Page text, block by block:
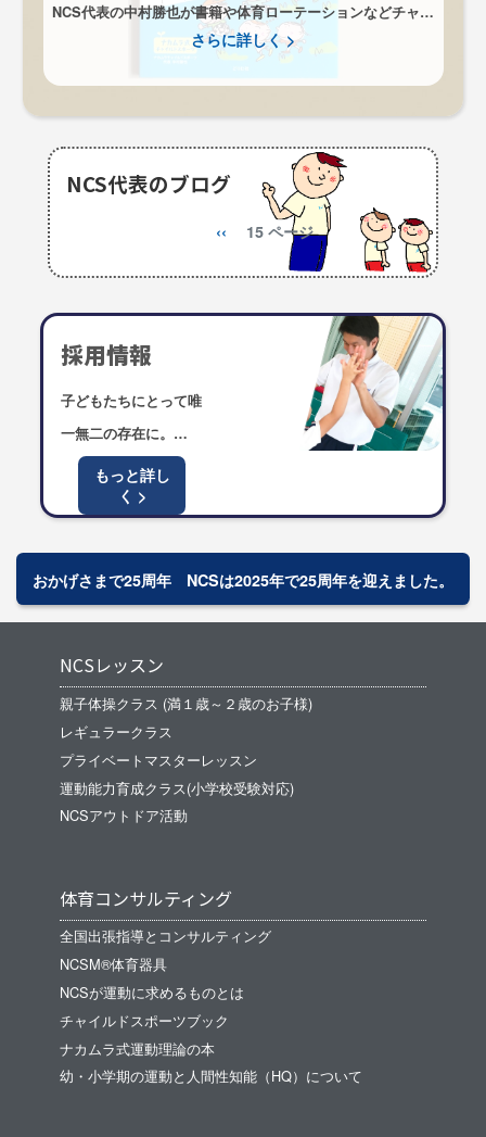
NCS代表の中村勝也が書籍や体育ローテーションなどチャイ
ルドスポーツ指導方法を解説します。
さらに詳しく >
NCS代表のブログ
ー
り
前
ー
‹‹ 15 ページ
採用情報
子どもたちにとって唯
一無二の存在に。
私たちは子どもたちと
共に成長する未来を創
もっと詳し
く >
おかげさまで25周年 NCSは2025年で25周年を迎えました。
NCSレッスン
親子体操クラス (満１歳～２歳のお子様)
レギュラークラス
プライベートマスターレッスン
運動能力育成クラス(小学校受験対応)
NCSアウトドア活動
体育コンサルティング
全国出張指導とコンサルティング
NCSM®体育器具
NCSが運動に求めるものとは
チャイルドスポーツブック
ナカムラ式運動理論の本
幼・小学期の運動と人間性知能（HQ）について